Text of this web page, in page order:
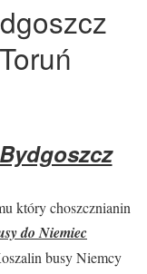
który choszcznianin
do Niemiec
busy Niemcy